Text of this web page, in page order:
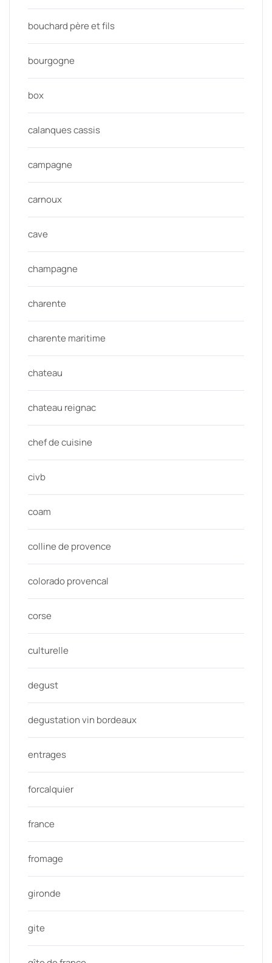
bouchard père et fils
bourgogne
box
calanques cassis
campagne
carnoux
cave
champagne
charente
charente maritime
chateau
chateau reignac
chef de cuisine
civb
coam
colline de provence
colorado provencal
corse
culturelle
degust
degustation vin bordeaux
entrages
forcalquier
france
fromage
gironde
gite